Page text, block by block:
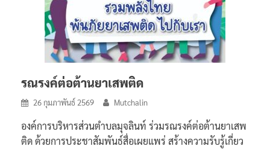
รณรงค์ต่อต้านยาเสพติด
26 กุมภาพันธ์ 2569 Mutchalin
องค์การบริหารส่วนตำบลมุจลินท์ ร่วมรณรงค์ต่อต้านยาเสพ
ติด ด้วยการประชาสัมพันธ์สื่อเผยแพร่ สร้างความรับรู้เกี่ยว